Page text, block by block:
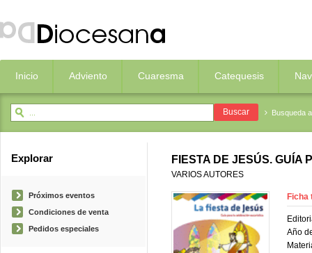
Inicio Adviento Cuaresma Catequesis
Busqueda
Explorar
Próximos eventos
Condiciones de venta
Pedidos especiales
FIESTA DE JESÚS. GUÍA
VARIOS AUTORES
Ficha
Año